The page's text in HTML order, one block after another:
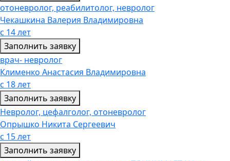
отоневролог, реабилитолог, невролог
Чекашкина Валерия Владимировна
с 14 лет
Заполнить заявку
врач- невролог
Клименко Анастасия Владимировна
с 18 лет
Заполнить заявку
Невролог, цефалголог, отоневролог
Опрышко Никита Сергеевич
с 15 лет
Заполнить заявку